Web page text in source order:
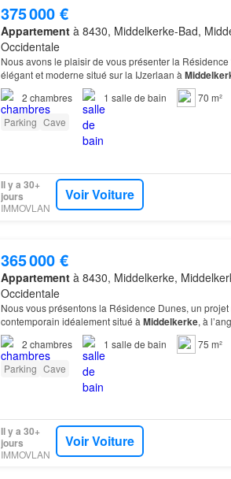
375 000 €
Appartementà 8430, Middelkerke-Bad,
Occidentale
Nous avons le plaisir de vous présenter la Résidence
élégant et moderne situé sur la IJzerlaan à
2 chambres 1 salle de bain
70 m²
Parking Cave
Il y a 30+
jours
IMMOVLAN
Voir Voiture
365 000 €
Appartementà 8430, Middelkerke,
Occidentale
Nous vous présentons la Résidence Dunes, un
contemporain idéalement situé à Middelkerke, à
appartement de deux chambres est situé au 1°
2 chambres 1 salle de bain
75 m²
Parking Cave
Il y a 30+
jours
IMMOVLAN
Voir Voiture